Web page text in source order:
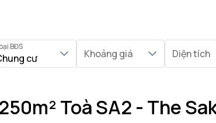
BĐS
cư Khoảng giá Diện tích
Toà SA2 - The